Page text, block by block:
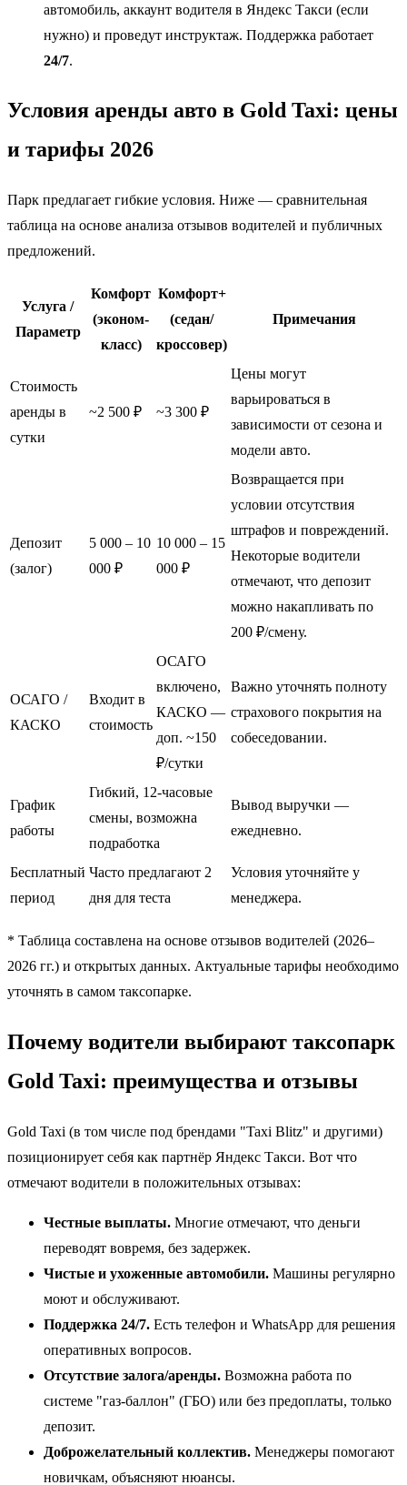
автомобиль, аккаунт водителя в Яндекс Такси (если
нужно) и проведут инструктаж. Поддержка работает
24/7.
Условия аренды авто в Gold Taxi: цены
и тарифы 2026
Парк предлагает гибкие условия. Ниже — сравнительная
таблица на основе анализа отзывов водителей и публичных
предложений.
Услуга /
Параметр
Комфорт
(эконом-
класс)
Комфорт+
(седан/
кроссовер)
Примечания
Стоимость
аренды в
сутки
~2 500 ₽ ~3 300 ₽
Цены могут
варьироваться в
зависимости от сезона и
модели авто.
Депозит
(залог)
5 000 – 10
000 ₽
10 000 – 15
000 ₽
Возвращается при
условии отсутствия
штрафов и повреждений.
Некоторые водители
отмечают, что депозит
можно накапливать по
200 ₽/смену.
ОСАГО /
КАСКО
Входит в
стоимость
ОСАГО
включено,
КАСКО —
доп. ~150
₽/сутки
Важно уточнять полноту
страхового покрытия на
собеседовании.
График
работы
Гибкий, 12-часовые
смены, возможна
подработка
Вывод выручки —
ежедневно.
Бесплатный
период
Часто предлагают 2
дня для теста
Условия уточняйте у
менеджера.
* Таблица составлена на основе отзывов водителей (2026–
2026 гг.) и открытых данных. Актуальные тарифы необходимо
уточнять в самом таксопарке.
Почему водители выбирают таксопарк
Gold Taxi: преимущества и отзывы
Gold Taxi (в том числе под брендами "Taxi Blitz" и другими)
позиционирует себя как партнёр Яндекс Такси. Вот что
отмечают водители в положительных отзывах:
Честные выплаты. Многие отмечают, что деньги
переводят вовремя, без задержек.
Чистые и ухоженные автомобили. Машины регулярно
моют и обслуживают.
Поддержка 24/7. Есть телефон и WhatsApp для решения
оперативных вопросов.
Отсутствие залога/аренды. Возможна работа по
системе "газ-баллон" (ГБО) или без предоплаты, только
депозит.
Доброжелательный коллектив. Менеджеры помогают
новичкам, объясняют нюансы.